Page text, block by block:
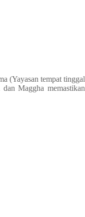
(Yayasan tempat tinggal
Maggha memastikan